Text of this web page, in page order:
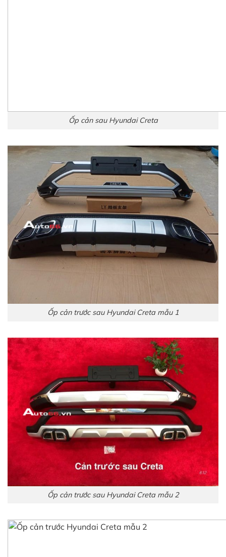
Ốp cản sau Hyundai Creta
Ốp cản trước sau Hyundai Creta mẫu 1
Ốp cản trước sau Hyundai Creta mẫu 2